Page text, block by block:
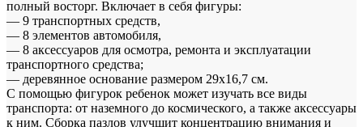
полный восторг. Включает в себя фигуры:
— 9 транспортных средств,
— 8 элементов автомобиля,
— 8 аксессуаров для осмотра, ремонта и эксплуатации
транспортного средства;
— деревянное основание размером 29х16,7 см.
С помощью фигурок ребенок может изучать все виды
транспорта: от наземного до космического, а также аксессуары
к ним. Сборка пазлов улучшит концентрацию внимания и